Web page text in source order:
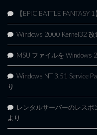
【EPIC BATTLE FANTASY
Windows 2000 Kernel32 改
MSU ファイルを Windows
Windows NT 3.51 Service
り
レンタルサーバーのレス
より